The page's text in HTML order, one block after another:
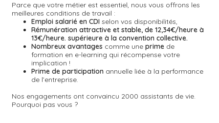
Parce que votre métier est essentiel, nous vous offrons les
meilleures conditions de travail :
Emploi salarié en CDI selon vos disponibilités,
Rémunération attractive et stable, de 12,34€/heure à
13€/heure. supérieure à la convention collective.
Nombreux avantages comme une prime de
formation en e-learning qui récompense votre
implication !
Prime de participation annuelle liée à la performance
de l’entreprise.
Nos engagements ont convaincu 2000 assistants de vie.
Pourquoi pas vous ?